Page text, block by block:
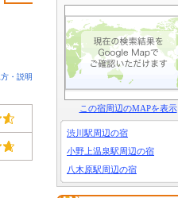
・説明
この宿周辺のMAPを表示
渋川駅周辺の宿
小野上温泉駅周辺の宿
八木原駅周辺の宿